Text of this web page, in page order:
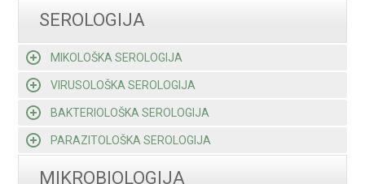
SEROLOGIJA
MIKOLOŠKA SEROLOGIJA
VIRUSOLOŠKA SEROLOGIJA
BAKTERIOLOŠKA SEROLOGIJA
PARAZITOLOŠKA SEROLOGIJA
MIKROBIOLOGIJA